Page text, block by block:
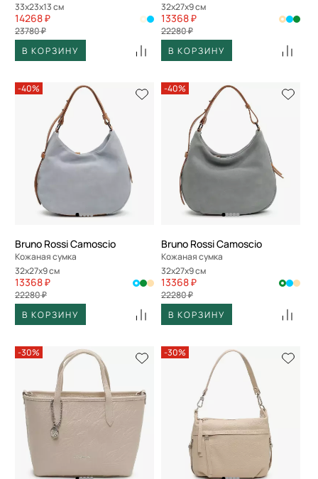
33x23x13 см
14268 ₽
23780 ₽
В КОРЗИНУ
32x27x9 см
13368 ₽
22280 ₽
В КОРЗИНУ
-40%
Bruno Rossi Camoscio
Кожаная сумка
32x27x9 см
13368 ₽
22280 ₽
В КОРЗИНУ
-40%
Bruno Rossi Camoscio
Кожаная сумка
32x27x9 см
13368 ₽
22280 ₽
В КОРЗИНУ
-30% -30%